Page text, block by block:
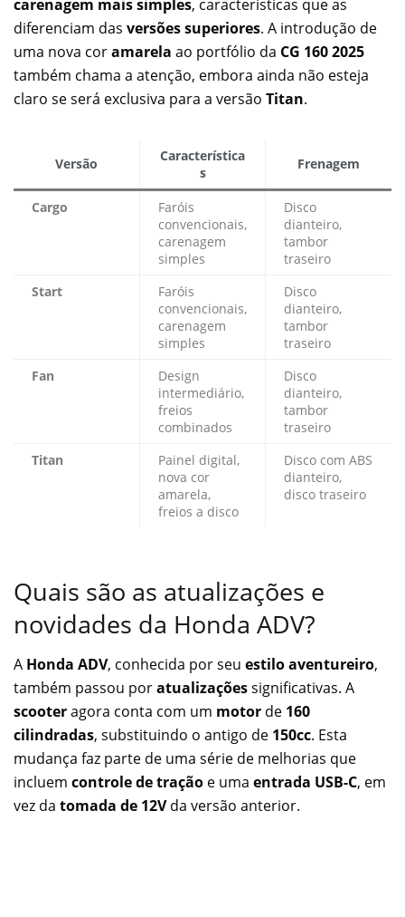
carenagem mais simples, características que as
diferenciam das versões superiores. A introdução de
uma nova coramarela ao portfólio da CG 160 2025
também chama a atenção, embora ainda não esteja
claro se será exclusiva para a versão Titan.
Versão
Característica
s
Frenagem
Cargo
Faróis
convencionais,
carenagem
simples
Disco
dianteiro,
tambor
traseiro
Start
Faróis
convencionais,
carenagem
simples
Disco
dianteiro,
tambor
traseiro
Fan
Design
intermediário,
freios
combinados
Disco
dianteiro,
tambor
traseiro
Titan
Painel digital,
nova cor
amarela,
freios a disco
Disco com ABS
dianteiro,
disco traseiro
Quais são as atualizações e
novidades da Honda ADV?
A Honda ADV, conhecida por seu estilo aventureiro,
também passou poratualizaçõessignificativas. A
scooteragora conta com um motor de 160
cilindradas, substituindo o antigo de 150cc. Esta
mudança faz parte de uma série de melhorias que
incluem controle de tração e uma entrada USB-C, em
vez da tomada de 12Vda versão anterior.